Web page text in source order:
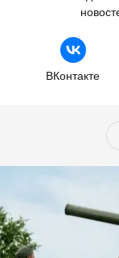
ВКонтакте